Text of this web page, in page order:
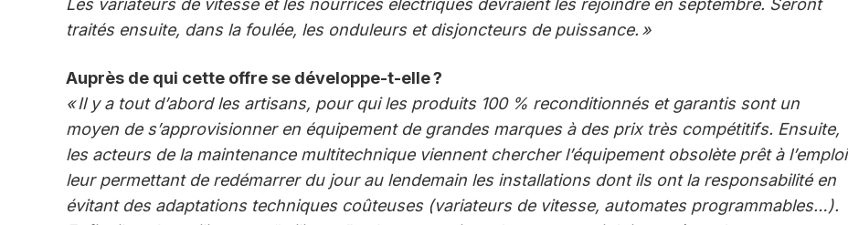
Les variateurs de vitesse et les nourrices électriques devraient les rejoindre en septembre. Seront
traités ensuite, dans la foulée, les onduleurs et disjoncteurs de puissance. »
Auprès de qui cette offre se développe-t-elle ?
« Il y a tout d’abord les artisans, pour qui les produits 100 % reconditionnés et garantis sont un
moyen de s’approvisionner en équipement de grandes marques à des prix très compétitifs. Ensuite,
les acteurs de la maintenance multitechnique viennent chercher l’équipement obsolète prêt à l’emploi
leur permettant de redémarrer du jour au lendemain les installations dont ils ont la responsabilité en
évitant des adaptations techniques coûteuses (variateurs de vitesse, automates programmables…).